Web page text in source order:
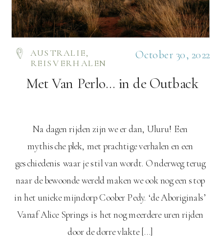
Met Van Perlo… in de Outback
Na dagen rijden zijn we er dan, Uluru! Een
mythische plek, met prachtige verhalen en een
geschiedenis waar je stil van wordt. Onderweg terug
naar de bewoonde wereld maken we ook nog een stop
in het unieke mijndorp Coober Pedy. ‘de Aboriginals’
Vanaf Alice Springs is het nog meerdere uren rijden
door de dorre vlakte […]
AUSTRALIE,
REISVERHALEN
October 30, 2022